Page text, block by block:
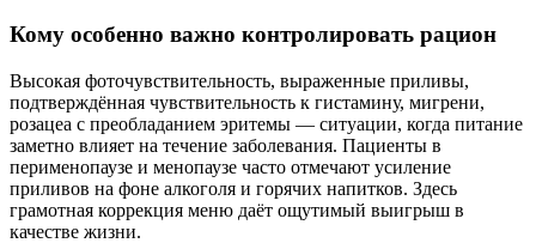
Кому особенно важно контролировать рацион
Высокая фоточувствительность, выраженные приливы,
подтверждённая чувствительность к гистамину, мигрени,
розацеа с преобладанием эритемы — ситуации, когда питание
заметно влияет на течение заболевания. Пациенты в
перименопаузе и менопаузе часто отмечают усиление
приливов на фоне алкоголя и горячих напитков. Здесь
грамотная коррекция меню даёт ощутимый выигрыш в
качестве жизни.